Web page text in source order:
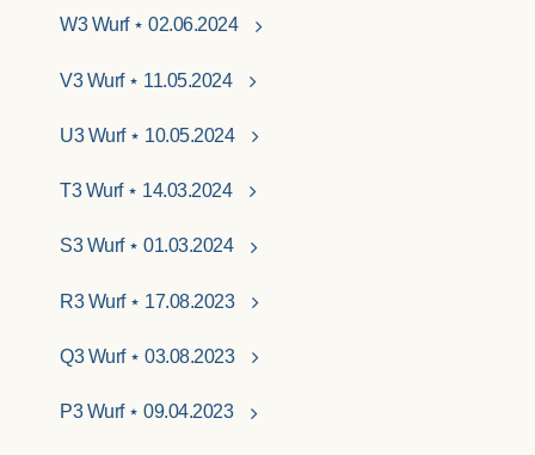
W3 Wurf ⋆ 02.06.2024
V3 Wurf ⋆ 11.05.2024
U3 Wurf ⋆ 10.05.2024
T3 Wurf ⋆ 14.03.2024
S3 Wurf ⋆ 01.03.2024
R3 Wurf ⋆ 17.08.2023
Q3 Wurf ⋆ 03.08.2023
P3 Wurf ⋆ 09.04.2023